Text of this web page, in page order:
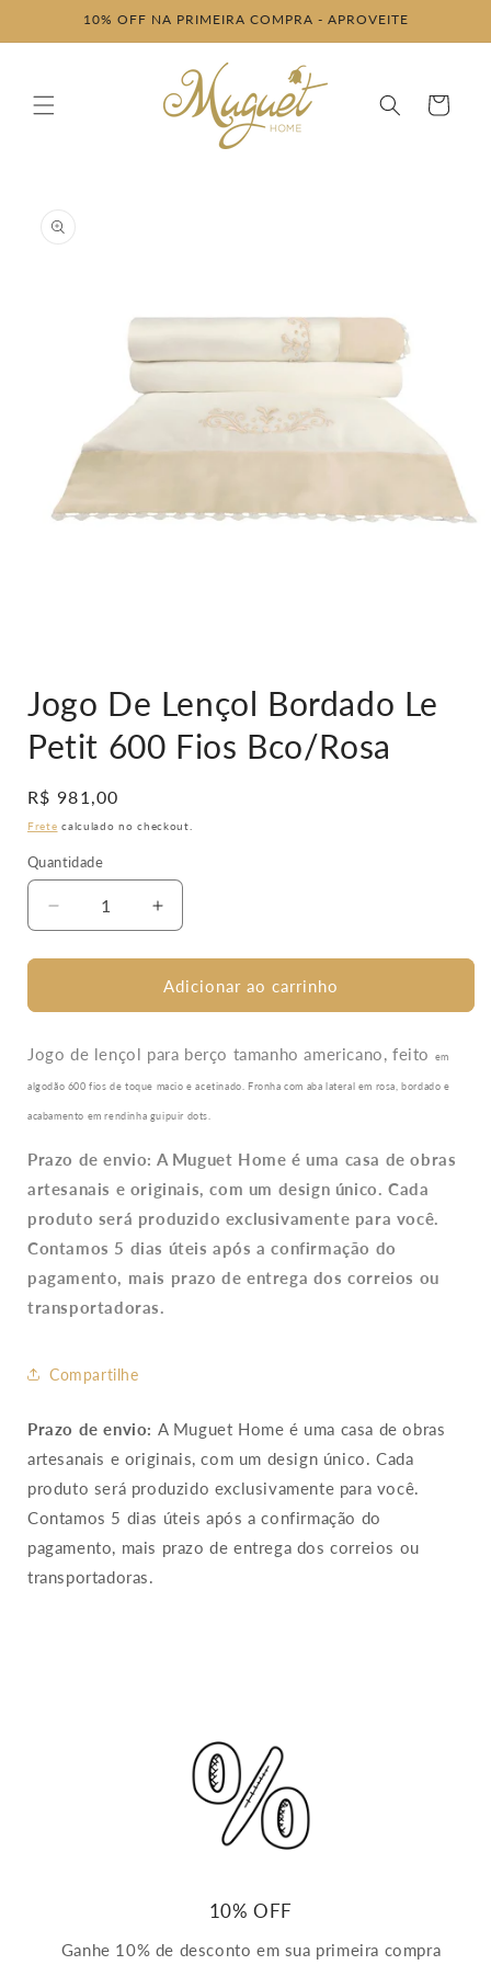
conteúdo
10% OFF NA PRIMEIRA COMPRA - APROVEITE
Carrinho
informações
na
modal
Jogo De Lençol Bordado Le
Petit 600 Fios Bco/Rosa
Preço
normal
R$ 981,00
Frete calculado no checkout.
Quantidade
Diminuir
a
quantidade
Jogo
Lençol
Petit
Fios
Bco/Rosa
Aumentar
a
quantidade
de
Jogo
Lençol
Petit
Fios
Bco/Rosa
Adicionar ao carrinho
Jogo de lençol para berço tamanho americano, feito em
algodão 600 fios de toque macio e acetinado. Fronha com aba lateral em rosa, bordado e
acabamento em rendinha guipuir dots.
Prazo de envio: A Muguet Home é uma casa de obras
artesanais e originais, com um design único. Cada
produto será produzido exclusivamente para você.
Contamos 5 dias úteis após a confirmação do
pagamento, mais prazo de entrega dos correios ou
transportadoras.
Compartilhe
Prazo de envio: A Muguet Home é uma casa de obras
artesanais e originais, com um design único. Cada
produto será produzido exclusivamente para você.
Contamos 5 dias úteis após a confirmação do
pagamento, mais prazo de entrega dos correios ou
transportadoras.
10% OFF
Ganhe 10% de desconto em sua primeira compra